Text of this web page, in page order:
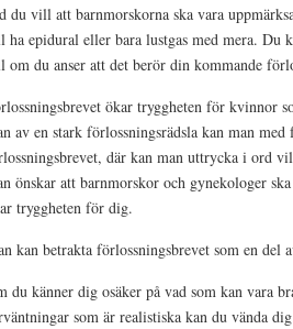
du vill att barnmorskorna ska vara
ha epidural eller bara lustgas med mera. Du
om du anser att det berör din kommande
ökar tryggheten för kvinnor
av en stark förlossningsrädsla kan man
där kan man uttrycka i ord
önskar att barnmorskor och gynekologer
tryggheten för dig.
kan betrakta förlossningsbrevet som en del
du känner dig osäker på vad som kan vara
som är realistiska kan du vända